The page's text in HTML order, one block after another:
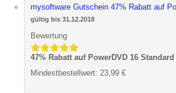
mysoftware Gutschein 47% Rabatt auf
gültig bis 31.12.2018
Bewertung
47% Rabatt auf PowerDVD 16
Mindestbestellwert: 23,99 €